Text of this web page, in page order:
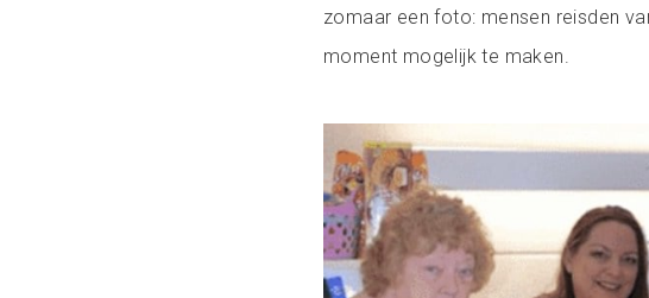
zomaar een foto: mensen reisden
moment mogelijk te maken.